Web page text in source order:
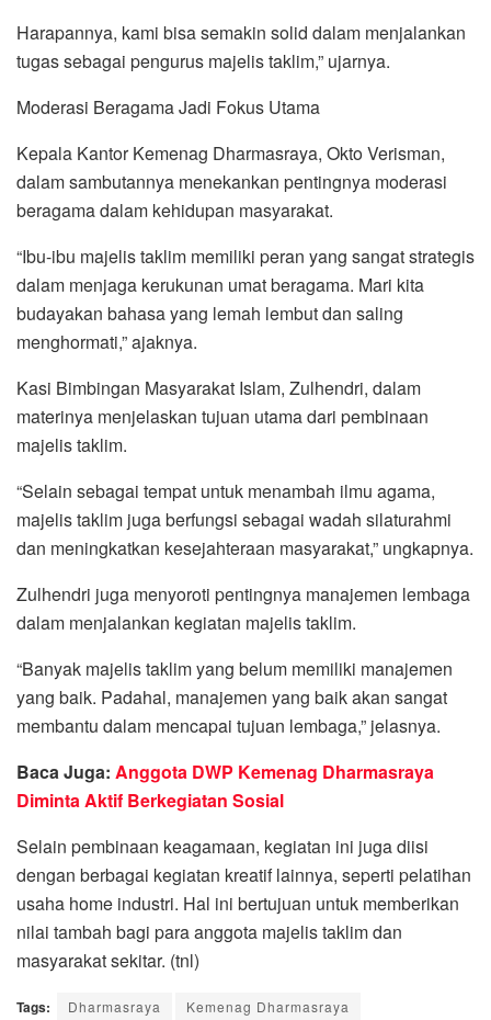
Harapannya, kami bisa semakin solid dalam menjalankan
tugas sebagai pengurus majelis taklim,” ujarnya.
Moderasi Beragama Jadi Fokus Utama
Kepala Kantor Kemenag Dharmasraya, Okto Verisman,
dalam sambutannya menekankan pentingnya moderasi
beragama dalam kehidupan masyarakat.
“Ibu-ibu majelis taklim memiliki peran yang sangat strategis
dalam menjaga kerukunan umat beragama. Mari kita
budayakan bahasa yang lemah lembut dan saling
menghormati,” ajaknya.
Kasi Bimbingan Masyarakat Islam, Zulhendri, dalam
materinya menjelaskan tujuan utama dari pembinaan
majelis taklim.
“Selain sebagai tempat untuk menambah ilmu agama,
majelis taklim juga berfungsi sebagai wadah silaturahmi
dan meningkatkan kesejahteraan masyarakat,” ungkapnya.
Zulhendri juga menyoroti pentingnya manajemen lembaga
dalam menjalankan kegiatan majelis taklim.
“Banyak majelis taklim yang belum memiliki manajemen
yang baik. Padahal, manajemen yang baik akan sangat
membantu dalam mencapai tujuan lembaga,” jelasnya.
Baca Juga: Anggota DWP Kemenag Dharmasraya
Diminta Aktif Berkegiatan Sosial
Selain pembinaan keagamaan, kegiatan ini juga diisi
dengan berbagai kegiatan kreatif lainnya, seperti pelatihan
usaha home industri. Hal ini bertujuan untuk memberikan
nilai tambah bagi para anggota majelis taklim dan
masyarakat sekitar. (tnl)
Tags: Dharmasraya Kemenag Dharmasraya